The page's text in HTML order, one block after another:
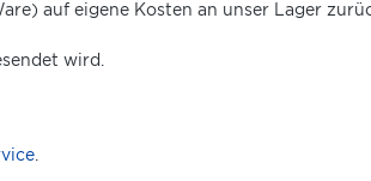
auf eigene Kosten an unser Lager
wird.
.